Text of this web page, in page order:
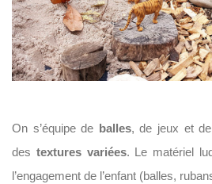
On s’équipe de balles, de jeux et de
des textures variées. Le matériel
l’engagement de l’enfant (balles,